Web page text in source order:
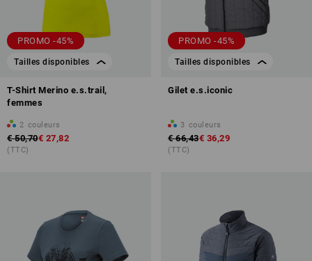
PROMO -45%
Tailles disponibles
T-Shirt Merino e.s.trail,
femmes
2 couleurs
€ 50,70€ 27,82
(TTC)
PROMO -45%
Tailles disponibles
Gilet e.s.iconic
3 couleurs
€ 66,43€ 36,29
(TTC)